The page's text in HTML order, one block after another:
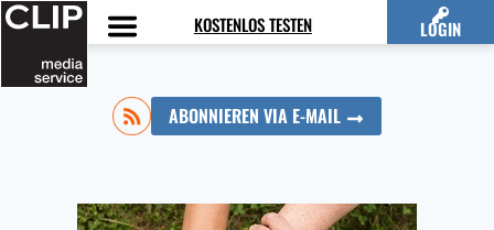
Zum
Inhalt
springen
KOSTENLOS TESTEN LOGIN
ABONNIEREN VIA E-MAIL